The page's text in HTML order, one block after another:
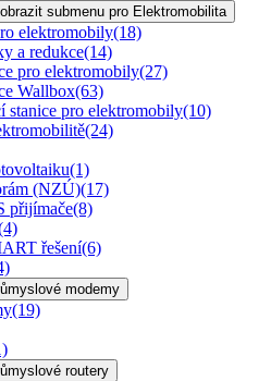
submenu pro Elektromobilita
elektromobily(18)
a redukce(14)
pro elektromobily(27)
Wallbox(63)
stanice pro elektromobily(10)
(24)
(1)
(NZÚ)(17)
přijímače(8)
řešení(6)
modemy
(19)
routery